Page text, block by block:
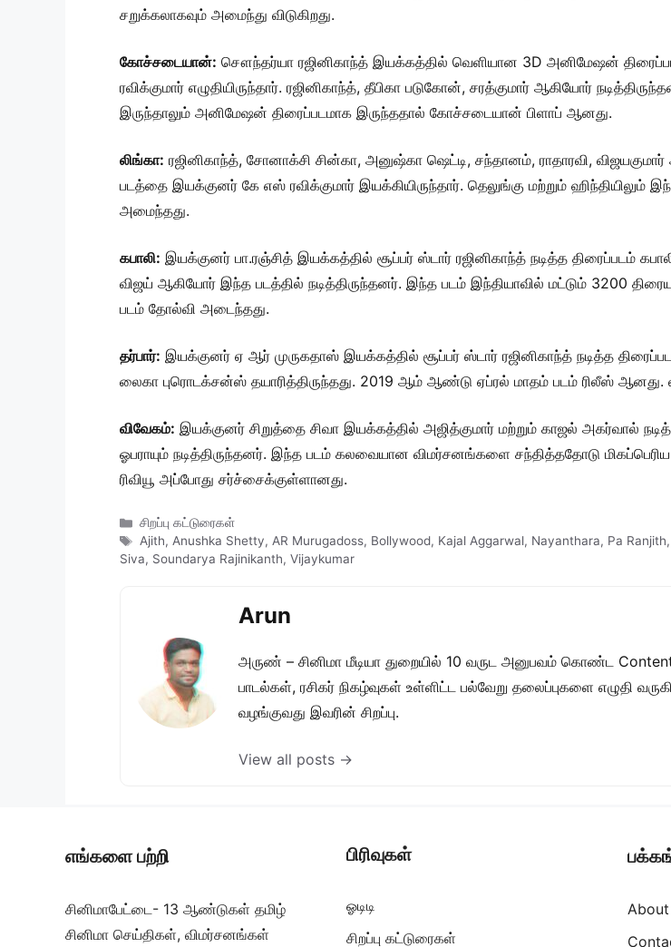
சறுக்கலாகவும் அமைந்து விடுகிறது.
கோச்சடையான்: சௌந்தர்யா ரஜினிகாந்த் இயக்கத்தில் வெளியான 3D அனிமேஷன்
ரவிக்குமார் எழுதியிருந்தார். ரஜினிகாந்த், தீபிகா படுகோன், சரத்குமார் ஆகியோர்
இருந்தாலும் அனிமேஷன் திரைப்படமாக இருந்ததால் கோச்சடையான் பிளாப் ஆனது.
லிங்கா: ரஜினிகாந்த், சோனாக்சி சின்கா, அனுஷ்கா ஷெட்டி, சந்தானம், ராதாரவி,
படத்தை இயக்குனர் கே எஸ் ரவிக்குமார் இயக்கியிருந்தார். தெலுங்கு மற்றும் ஹிந்தியிலும்
அமைந்தது.
கபாலி: இயக்குனர் பா.ரஞ்சித் இயக்கத்தில் சூப்பர் ஸ்டார் ரஜினிகாந்த் நடித்த திரைப்படம்
விஜய் ஆகியோர் இந்த படத்தில் நடித்திருந்தனர். இந்த படம் இந்தியாவில் மட்டும் 3200
படம் தோல்வி அடைந்தது.
தர்பார்: இயக்குனர் ஏ ஆர் முருகதாஸ் இயக்கத்தில் சூப்பர் ஸ்டார் ரஜினிகாந்த் நடித்த
லைகா புரொடக்சன்ஸ் தயாரித்திருந்தது. 2019 ஆம் ஆண்டு ஏப்ரல் மாதம் படம் ரிலீஸ் ஆனது.
விவேகம்: இயக்குனர் சிறுத்தை சிவா இயக்கத்தில் அஜித்குமார் மற்றும் காஜல் அகர்வால்
ஓபராயும் நடித்திருந்தனர். இந்த படம் கலவையான விமர்சனங்களை சந்தித்ததோடு
ரிவியூ அப்போது சர்ச்சைக்குள்ளானது.
Categories
சிறப்பு கட்டுரைகள்
Tags
Ajith, Anushka Shetty, AR Murugadoss, Bollywood, Kajal Aggarwal, Nayanthara, Pa Ranjith,
Siva, Soundarya Rajinikanth, Vijaykumar
Arun
அருண் – சினிமா மீடியா துறையில் 10 வருட அனுபவம் கொண்ட Content
பாடல்கள், ரசிகர் நிகழ்வுகள் உள்ளிட்ட பல்வேறு தலைப்புகளை எழுதி
வழங்குவது இவரின் சிறப்பு.
View all posts →
எங்களை பற்றி
சினிமாபேட்டை- 13 ஆண்டுகள் தமிழ்
சினிமா செய்திகள், விமர்சனங்கள்
பிரிவுகள்
ஓடிடி
சிறப்பு கட்டுரைகள்